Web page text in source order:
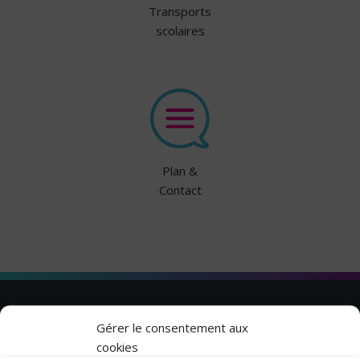
Gérer le consentement aux
cookies
Transports
scolaires
Plan &
Contact